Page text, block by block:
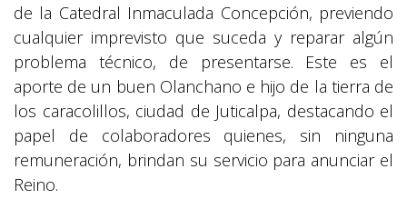
de la Catedral Inmaculada Concepción, previendo
cualquier imprevisto que suceda y reparar algún
problema técnico, de presentarse. Este es el
aporte de un buen Olanchano e hijo de la tierra de
los caracolillos, ciudad de Juticalpa, destacando el
papel de colaboradores quienes, sin ninguna
remuneración, brindan su servicio para anunciar el
Reino.